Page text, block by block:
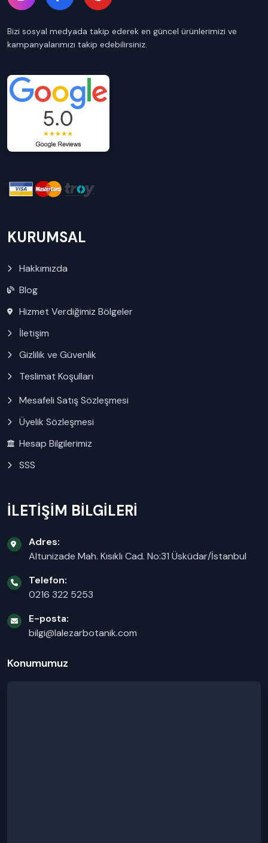
Bizi sosyal medyada takip ederek en güncel ürünlerimizi ve
kampanyalarımızı takip edebilirsiniz.
KURUMSAL
Hakkımızda
Blog
Hizmet Verdiğimiz Bölgeler
İletişim
Gizlilik ve Güvenlik
Teslimat Koşulları
Mesafeli Satış Sözleşmesi
Üyelik Sözleşmesi
Hesap Bilgilerimiz
SSS
İLETİŞİM BİLGİLERİ
Adres:
Altunizade Mah. Kısıklı Cad. No:31 Üsküdar/İstanbul
Telefon:
0216 322 5253
E-posta:
bilgi@lalezarbotanik.com
Konumumuz